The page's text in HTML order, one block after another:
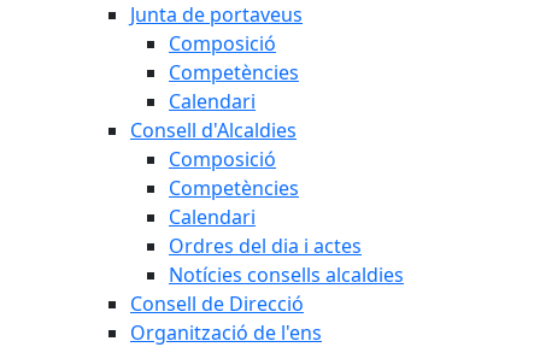
Junta de portaveus
Composició
Competències
Calendari
Consell d'Alcaldies
Composició
Competències
Calendari
Ordres del dia i actes
Notícies consells alcaldies
Consell de Direcció
Organització de l'ens